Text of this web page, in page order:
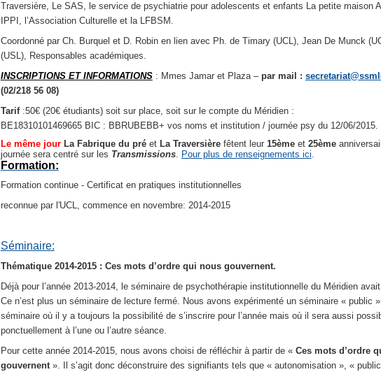
Traversière, Le SAS, le service de psychiatrie pour adolescents et enfants La petite maison
IPPI, l’Association Culturelle et la LFBSM.
Coordonné par Ch. Burquel et D. Robin en lien avec Ph. de Timary (UCL), Jean De Munck
(USL), Responsables académiques.
INSCRIPTIONS ET INFORMATIONS: Mmes Jamar et Plaza – par mail :
(02/218 56 08)
Tarif:50€ (20€ étudiants) soit sur place, soit sur le compte du Méridien :
BE18310101469665 BIC : BBRUBEBB+ vos noms et institution / journée psy du 12/06/2015.
Le même jour La Fabrique du préet La Traversièrefêtent leur 15èmeet 25ème
journée sera centré sur les Transmissions. Pour plus de renseignements ici.
Formation:
Formation continue - Certificat en pratiques institutionnelles
reconnue par l'UCL, commence en novembre: 2014-2015
Séminaire:
Thématique 2014-2015 : Ces mots d’ordre qui nous gouvernent.
Déjà pour l’année 2013-2014, le séminaire de psychothérapie institutionnelle du Méridien
Ce n’est plus un séminaire de lecture fermé. Nous avons expérimenté un séminaire « public
séminaire où il y a toujours la possibilité de s’inscrire pour l’année mais où il sera aussi
ponctuellement à l’une ou l’autre séance.
Pour cette année 2014-2015, nous avons choisi de réfléchir à partir de «Ces mots d’ordre
gouvernent ». Il s’agit donc déconstruire des signifiants tels que « autonomisation », «